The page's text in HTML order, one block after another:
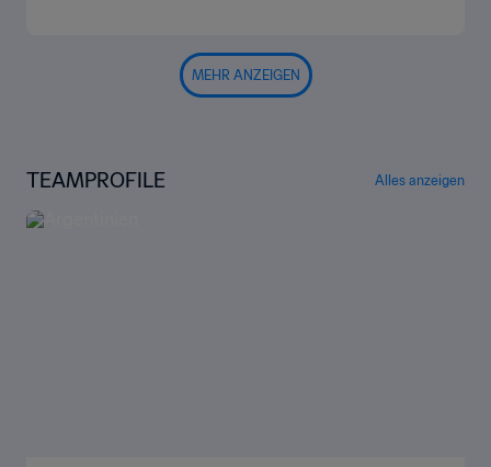
MEHR ANZEIGEN
TEAMPROFILE Alles anzeigen